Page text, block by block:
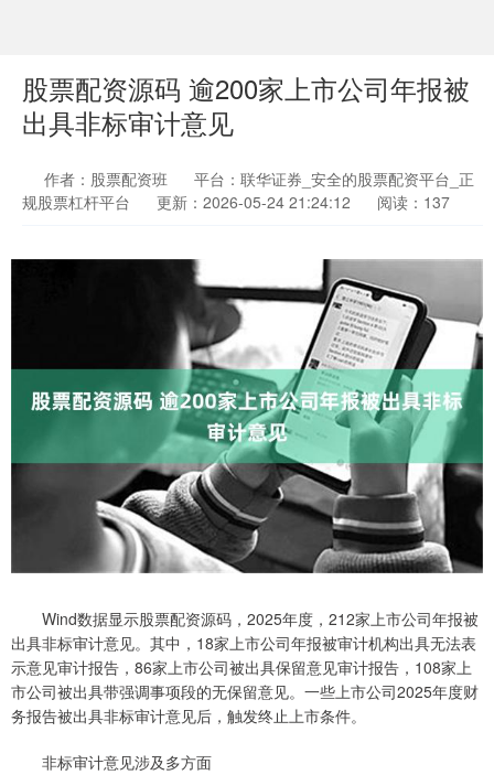
股票配资源码 逾200家上市公司年报被
出具非标审计意见
作者：股票配资班
平台：联华证券_安全的股票配资平台_正
规股票杠杆平台
更新：2026-05-24 21:24:12 阅读：137
Wind数据显示股票配资源码，2025年度，212家上市公司年报被
出具非标审计意见。其中，18家上市公司年报被审计机构出具无法表
示意见审计报告，86家上市公司被出具保留意见审计报告，108家上
市公司被出具带强调事项段的无保留意见。一些上市公司2025年度财
务报告被出具非标审计意见后，触发终止上市条件。
非标审计意见涉及多方面